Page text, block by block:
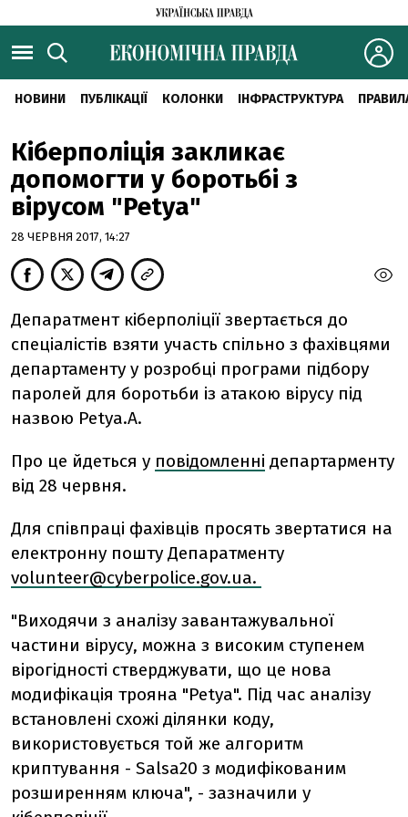
НОВИНИ ПУБЛІКАЦІЇ КОЛОНКИ ІНФРАСТРУКТУРА
Кіберполіція закликає
допомогти у боротьбі з
вірусом "Petya"
28 ЧЕРВНЯ 2017, 14:27
Депаратмент кіберполіції звертається до
спеціалістів взяти участь спільно з фахівцями
департаменту у розробці програми підбору
паролей для боротьби із атакою вірусу під
назвою Petya.A.
Про це йдеться у повідомленні департарменту
від 28 червня.
Для співпраці фахівців просять звертатися на
електронну пошту Депаратменту
volunteer@cyberpolice.gov.ua.
"Виходячи з аналізу завантажувальної
частини вірусу, можна з високим ступенем
вірогідності стверджувати, що це нова
модифікація трояна "Petya". Під час аналізу
встановлені схожі ділянки коду,
використовується той же алгоритм
криптування - Salsa20 з модифікованим
розширенням ключа", - зазначили у